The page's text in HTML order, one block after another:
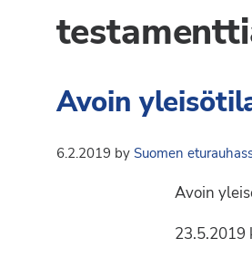
Suomen
Ry
potilasjärjestö,
joka
perustettu
1997.
Avoin
6.2.2019 bySuomen
Avoin
23.5.2019